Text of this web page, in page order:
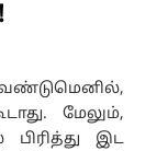
மேலும்,
இட